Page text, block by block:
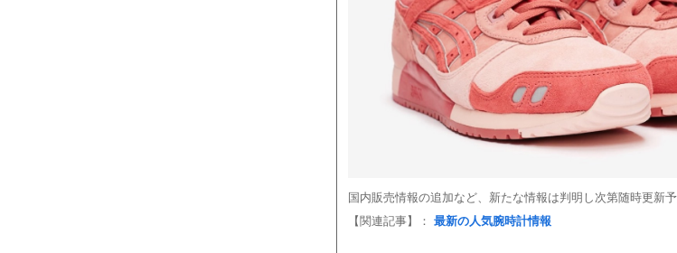
国内販売情報の追加など、新たな情報は判明し次第随時更新
【関連記事】​​​​​​​： 最新の人気腕時計情報